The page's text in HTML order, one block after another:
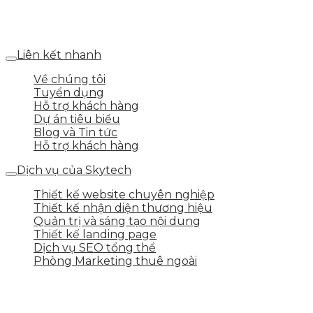
Liên kết nhanh
Về chúng tôi
Tuyển dụng
Hỗ trợ khách hàng
Dự án tiêu biểu
Blog và Tin tức
Hỗ trợ khách hàng
Dịch vụ của Skytech
Thiết kế website chuyên nghiệp
Thiết kế nhận diện thương hiệu
Quản trị và sáng tạo nội dung
Thiết kế landing page
Dịch vụ SEO tổng thể
Phòng Marketing thuê ngoài